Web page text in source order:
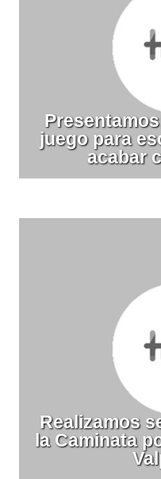
juego para
acabar
Realizamos
la Caminata